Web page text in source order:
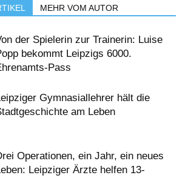
MEHR VOM AUTOR
der Spielerin zur Trainerin: Luise
bekommt Leipzigs 6000.
Pass
Gymnasiallehrer hält die
am Leben
Operationen, ein Jahr, ein neues
Leipziger Ärzte helfen 13-